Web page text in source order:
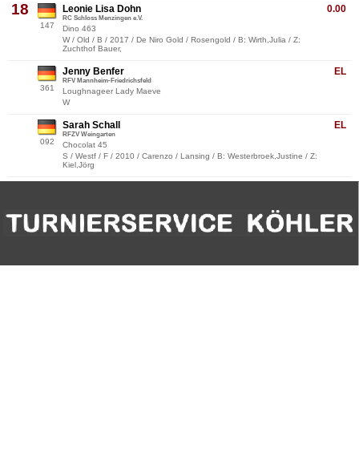
18
147
0.00
Leonie Lisa Dohn
RC Schloss Menzingen e.V.
Dino 463
W / Old / B / 2017 / De Niro Gold / Rosengold / B: Wirth,Julia / Z:
Zuchthof Bauer,
361
EL
Jenny Benfer
RFV Mannheim-Friedrichsfeld
Loughnageer Lady Maeve
W
092
EL
Sarah Schall
RFZV Weingarten
Chocolat 45
S / Westf / F / 2010 / Carenzo / Lansing / B: Westerbroek,Justine / Z:
Kiel,Jörg